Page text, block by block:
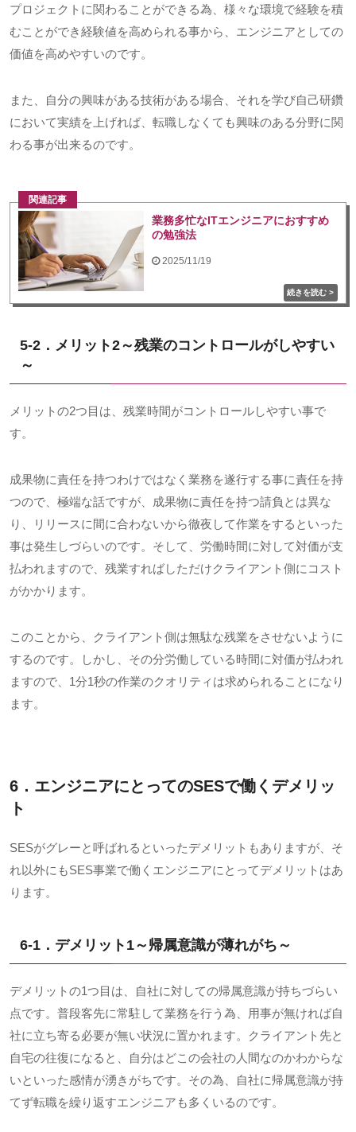
プロジェクトに関わることができる為、様々な環境で経験を積
むことができ経験値を高められる事から、エンジニアとしての
価値を高めやすいのです。
また、自分の興味がある技術がある場合、それを学び自己研鑽
において実績を上げれば、転職しなくても興味のある分野に関
わる事が出来るのです。
関連記事
業務多忙なITエンジニアにおすすめ
の勉強法
2025/11/19
5-2．メリット2～残業のコントロールがしやすい
～
メリットの2つ目は、残業時間がコントロールしやすい事で
す。
成果物に責任を持つわけではなく業務を遂行する事に責任を持
つので、極端な話ですが、成果物に責任を持つ請負とは異な
り、リリースに間に合わないから徹夜して作業をするといった
事は発生しづらいのです。そして、労働時間に対して対価が支
払われますので、残業すればしただけクライアント側にコスト
がかかります。
このことから、クライアント側は無駄な残業をさせないように
するのです。しかし、その分労働している時間に対価が払われ
ますので、 1分1秒の作業のクオリティは求められることになり
ます。
6．エンジニアにとってのSESで働くデメリッ
ト
SESがグレーと呼ばれるといったデメリットもありますが、そ
れ以外にもSES事業で働くエンジニアにとってデメリットはあ
ります。
6-1．デメリット 1～帰属意識が薄れがち～
デメリットの1つ目は、自社に対しての帰属意識が持ちづらい
点です。普段客先に常駐して業務を行う為、用事が無ければ自
社に立ち寄る必要が無い状況に置かれます。クライアント先と
自宅の往復になると、自分はどこの会社の人間なのかわからな
いといった感情が湧きがちです。その為、自社に帰属意識が持
てず転職を繰り返すエンジニアも多くいるのです。